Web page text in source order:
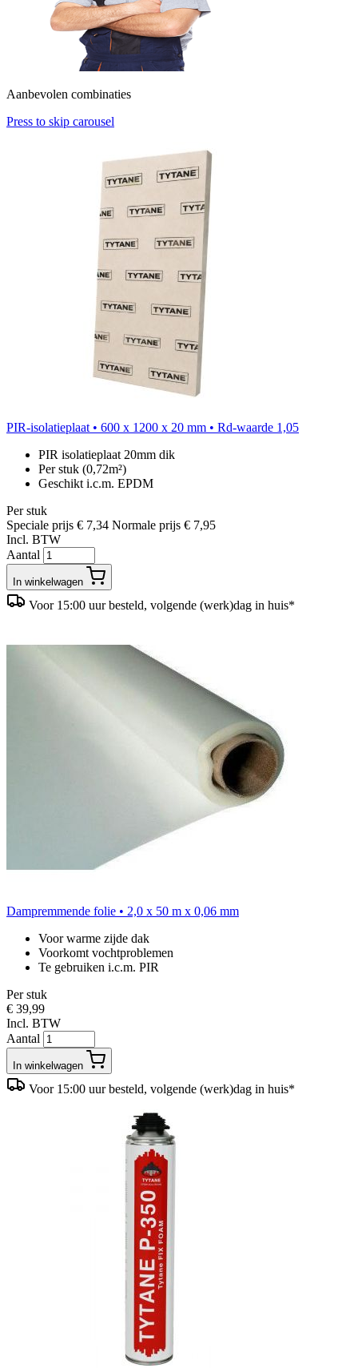
Aanbevolen combinaties
Press to skip carousel
PIR-isolatieplaat • 600 x 1200 x 20 mm • Rd-waarde 1,05
PIR isolatieplaat 20mm dik
Per stuk (0,72m²)
Geschikt i.c.m. EPDM
Per stuk
Speciale prijs € 7,34 Normale prijs € 7,95
Incl. BTW
Aantal
In winkelwagen
Voor 15:00 uur besteld, volgende (werk)dag in huis*
Dampremmende folie • 2,0 x 50 m x 0,06 mm
Voor warme zijde dak
Voorkomt vochtproblemen
Te gebruiken i.c.m. PIR
Per stuk
€ 39,99
Incl. BTW
Aantal
In winkelwagen
Voor 15:00 uur besteld, volgende (werk)dag in huis*